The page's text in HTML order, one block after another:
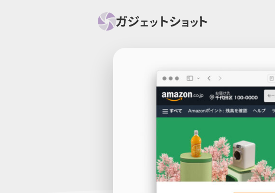
スマホ PC関連 カメラ
スマートホーム アクションカメラ
周辺機器